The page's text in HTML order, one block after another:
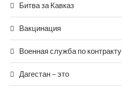
Битва за Кавказ
Вакцинация
Военная служба по контракту
Дагестан – это